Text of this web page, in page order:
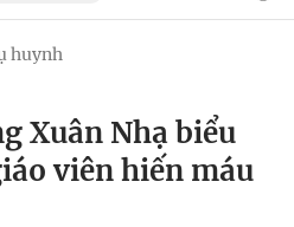
huynh
Xuân Nhạ biểu
viên hiến máu